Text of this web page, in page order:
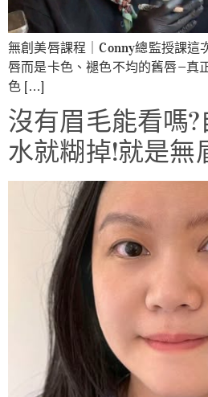
無創美唇課程｜Conny總監授課這
唇而是卡色、褪色不均的舊唇—真
色 […]
沒有眉毛能看嗎?
水就糊掉!就是無